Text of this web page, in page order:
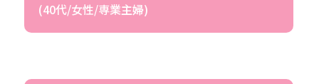
(40代/女性/専業主婦)